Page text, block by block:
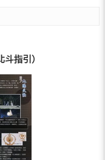
指引）